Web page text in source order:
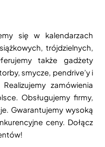
się w kalendarzach
trójdzielnych,
także gadżety
smycze, pendrive’y i
zamówienia
Obsługujemy firmy,
Gwarantujemy wysoką
ceny. Dołącz